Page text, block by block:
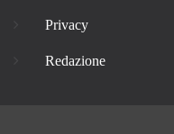
Privacy
Redazione